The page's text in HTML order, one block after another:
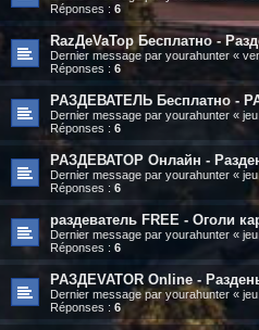
Réponses : 6
RazДеVaТор Бесплатно -
Dernier message par yourahunter «
Réponses : 6
РАЗДЕВАТЕЛЬ Бесплатно -
Dernier message par yourahunter «
Réponses : 6
РАЗДЕВАТОР Онлайн -
Dernier message par yourahunter «
Réponses : 6
раздеватель FREE - Оголи
Dernier message par yourahunter «
Réponses : 6
РАЗДЕVATOR Online -
Dernier message par yourahunter «
Réponses : 6